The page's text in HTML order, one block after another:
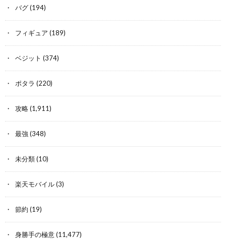
バグ(194)
フィギュア (189)
ベジット (374)
ポタラ (220)
攻略(1,911)
最強 (348)
未分類(10)
楽天モバイル(3)
節約 (19)
身勝手の極意(11,477)